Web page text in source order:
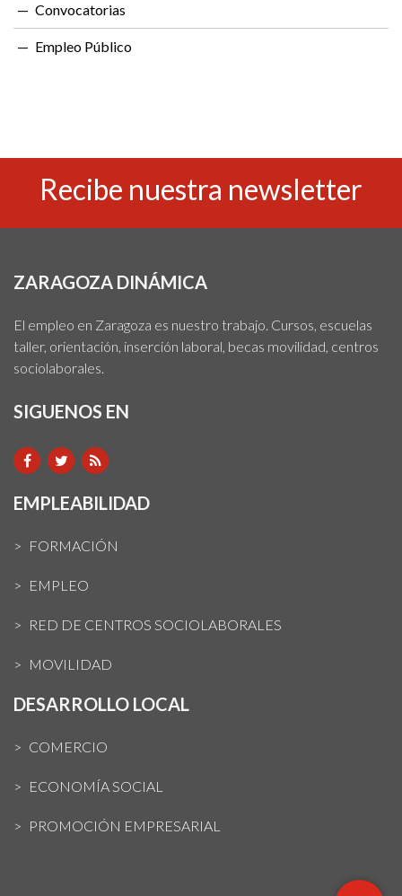
Convocatorias
Empleo Público
Recibe nuestra newsletter
ZARAGOZA DINÁMICA
El empleo en Zaragoza es nuestro trabajo. Cursos, escuelas
taller, orientación, inserción laboral, becas movilidad, centros
sociolaborales.
SIGUENOS EN
EMPLEABILIDAD
FORMACIÓN
EMPLEO
RED DE CENTROS SOCIOLABORALES
MOVILIDAD
DESARROLLO LOCAL
COMERCIO
ECONOMÍA SOCIAL
PROMOCIÓN EMPRESARIAL